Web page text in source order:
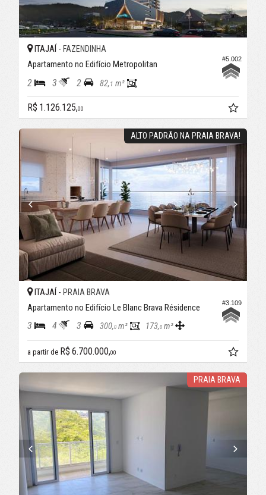
#5.002
ITAJAÍ - FAZENDINHA
Apartamento no Edifício Metropolitan
2 3 2 82,1 m²
R$ 1.126.125,00
ALTO PADRÃO NA PRAIA BRAVA!
#3.109
ITAJAÍ - PRAIA BRAVA
Apartamento no Edifício Le Blanc Brava Résidence
3 4 3 300,0 m² 173,0 m²
a partir de R$ 6.700.000,00
PRAIA BRAVA